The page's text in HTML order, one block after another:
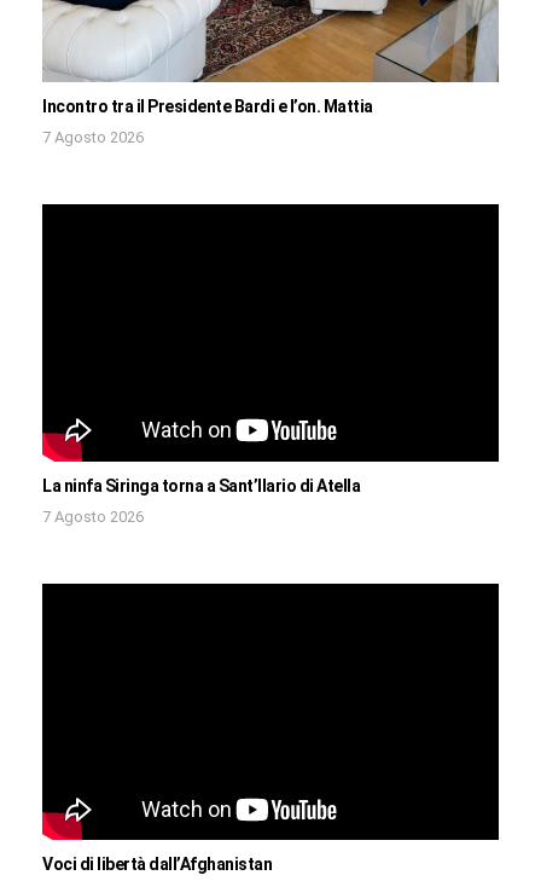
Incontro tra il Presidente Bardi e l’on. Mattia
7 Agosto 2026
La ninfa Siringa torna a Sant’Ilario di Atella
7 Agosto 2026
Voci di libertà dall’Afghanistan